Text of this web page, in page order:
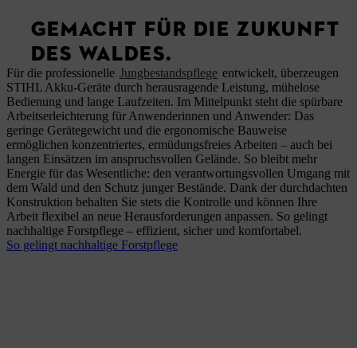
GEMACHT FÜR DIE ZUKUNFT
DES WALDES.
Für die professionelle Jungbestandspflege entwickelt, überzeugen
STIHL Akku-Geräte durch herausragende Leistung, mühelose
Bedienung und lange Laufzeiten. Im Mittelpunkt steht die spürbare
Arbeitserleichterung für Anwenderinnen und Anwender: Das
geringe Gerätegewicht und die ergonomische Bauweise
ermöglichen konzentriertes, ermüdungsfreies Arbeiten – auch bei
langen Einsätzen im anspruchsvollen Gelände. So bleibt mehr
Energie für das Wesentliche: den verantwortungsvollen Umgang mit
dem Wald und den Schutz junger Bestände. Dank der durchdachten
Konstruktion behalten Sie stets die Kontrolle und können Ihre
Arbeit flexibel an neue Herausforderungen anpassen. So gelingt
nachhaltige Forstpflege – effizient, sicher und komfortabel.
So gelingt nachhaltige Forstpflege